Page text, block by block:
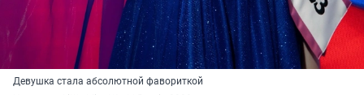
Девушка стала абсолютной фавориткой